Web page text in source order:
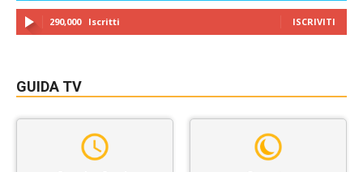
290,000 Iscritti ISCRIVITI
GUIDA TV